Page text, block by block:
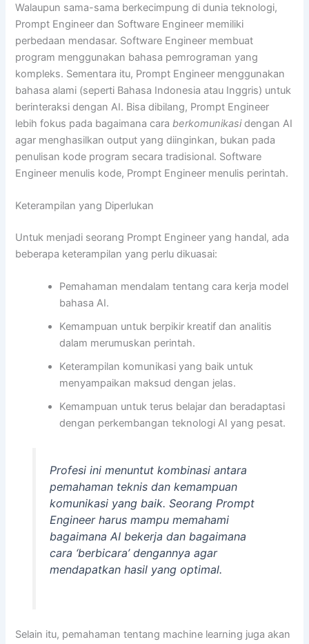
Walaupun sama-sama berkecimpung di dunia teknologi,
Prompt Engineer dan Software Engineer memiliki
perbedaan mendasar. Software Engineer membuat
program menggunakan bahasa pemrograman yang
kompleks. Sementara itu, Prompt Engineer menggunakan
bahasa alami (seperti Bahasa Indonesia atau Inggris) untuk
berinteraksi dengan AI. Bisa dibilang, Prompt Engineer
lebih fokus pada bagaimana caraberkomunikasidengan AI
agar menghasilkan output yang diinginkan, bukan pada
penulisan kode program secara tradisional. Software
Engineer menulis kode, Prompt Engineer menulis perintah.
Keterampilan yang Diperlukan
Untuk menjadi seorang Prompt Engineer yang handal, ada
beberapa keterampilan yang perlu dikuasai:
Pemahaman mendalam tentang cara kerja model
bahasa AI.
Kemampuan untuk berpikir kreatif dan analitis
dalam merumuskan perintah.
Keterampilan komunikasi yang baik untuk
menyampaikan maksud dengan jelas.
Kemampuan untuk terus belajar dan beradaptasi
dengan perkembangan teknologi AI yang pesat.
Profesi ini menuntut kombinasi antara
pemahaman teknis dan kemampuan
komunikasi yang baik. Seorang Prompt
Engineer harus mampu memahami
bagaimana AI bekerja dan bagaimana
cara ‘berbicara’ dengannya agar
mendapatkan hasil yang optimal.
Selain itu, pemahaman tentang machine learning juga akan